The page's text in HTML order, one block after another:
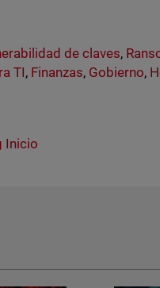
de claves,
TI, Finanzas, Gobierno,
Inicio